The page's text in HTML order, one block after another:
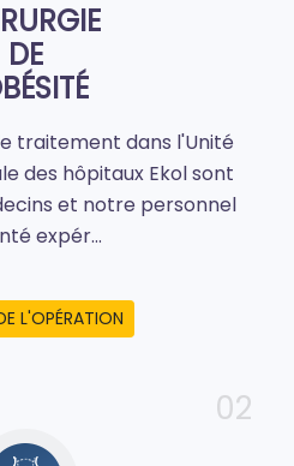
DE
traitement dans l'Unité
des hôpitaux Ekol sont
et notre personnel
expér...
L'OPÉRATION
02